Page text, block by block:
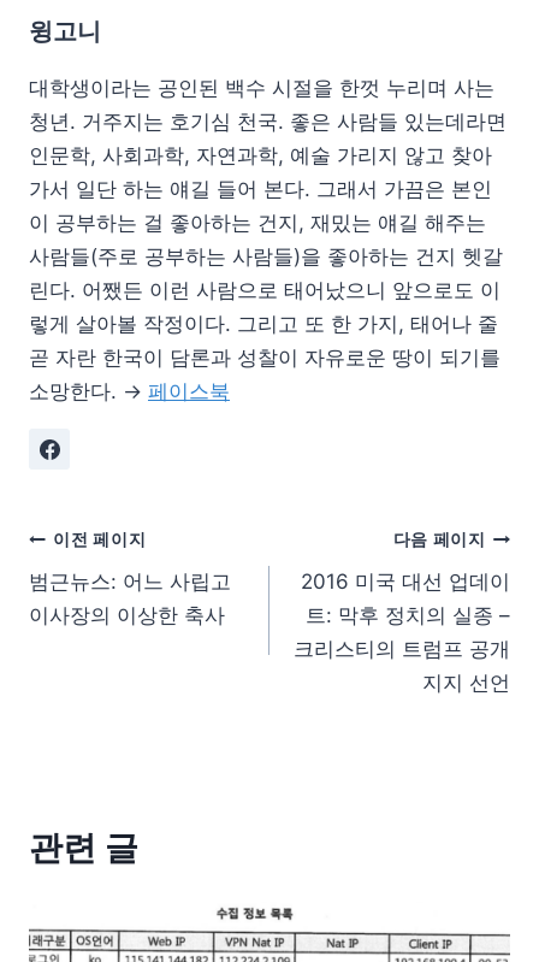
윙고니
대학생이라는 공인된 백수 시절을 한껏 누리며 사는
청년. 거주지는 호기심 천국. 좋은 사람들 있는데라면
인문학, 사회과학, 자연과학, 예술 가리지 않고 찾아
가서 일단 하는 얘길 들어 본다. 그래서 가끔은 본인
이 공부하는 걸 좋아하는 건지, 재밌는 얘길 해주는
사람들(주로 공부하는 사람들)을 좋아하는 건지 헷갈
린다. 어쨌든 이런 사람으로 태어났으니 앞으로도 이
렇게 살아볼 작정이다. 그리고 또 한 가지, 태어나 줄
곧 자란 한국이 담론과 성찰이 자유로운 땅이 되기를
소망한다. → 페이스북
이전 페이지
범근뉴스: 어느 사립고
이사장의 이상한 축사
다음 페이지
2016 미국 대선 업데이
트: 막후 정치의 실종 –
크리스티의 트럼프 공개
지지 선언
관련 글